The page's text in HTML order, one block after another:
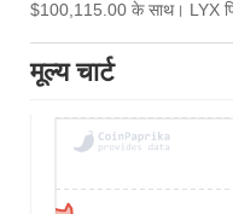
$100,115.00 के साथ। LYX
मूल्य चार्ट